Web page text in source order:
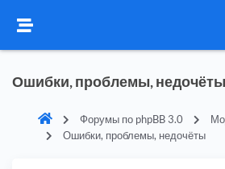
Ошибки, проблемы, недочёты
Форумы по phpBB 3.0
Ошибки, проблемы, недочёты